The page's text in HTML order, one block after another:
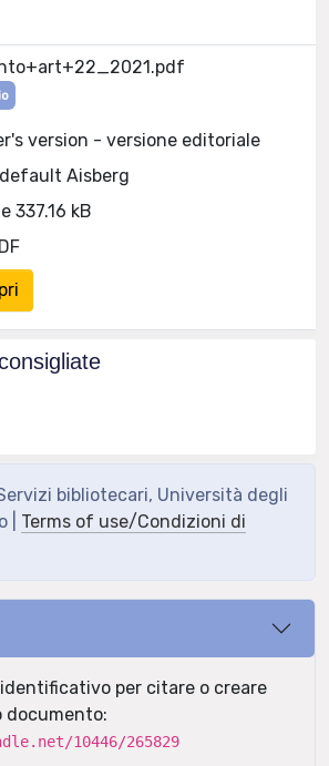
version - versione editoriale
Aisberg
337.16 kB
bibliotecari, Università degli
| Terms of use/Condizioni di
per citare o creare
documento:
10446/265829